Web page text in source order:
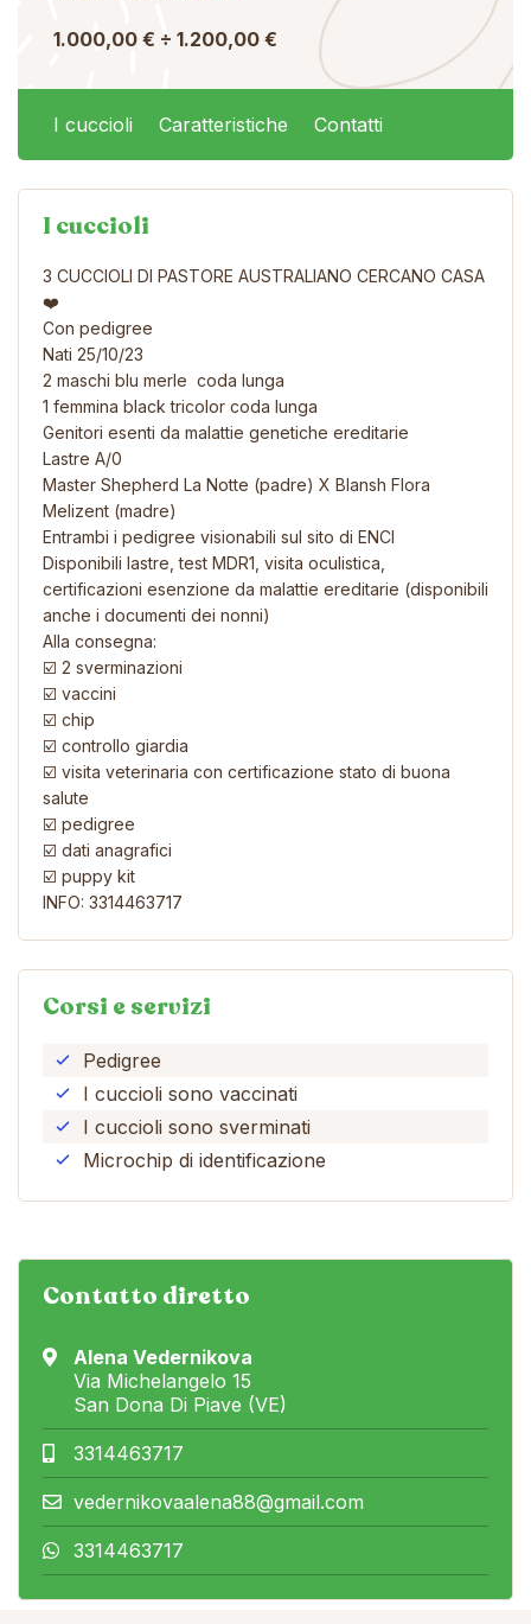
1.000,00 € ÷ 1.200,00 €
I cuccioli Caratteristiche Contatti
I cuccioli
3 CUCCIOLI DI PASTORE AUSTRALIANO CERCANO CASA
❤️
Con pedigree
Nati 25/10/23
2 maschi blu merle coda lunga
1 femmina black tricolor coda lunga
Genitori esenti da malattie genetiche ereditarie
Lastre A/0
Master Shepherd La Notte (padre) X Blansh Flora
Melizent (madre)
Entrambi i pedigree visionabili sul sito di ENCI
Disponibili lastre, test MDR1, visita oculistica,
certificazioni esenzione da malattie ereditarie (disponibili
anche i documenti dei nonni)
Alla consegna:
☑️ 2 sverminazioni
☑️ vaccini
☑️ chip
☑️ controllo giardia
☑️ visita veterinaria con certificazione stato di buona
salute
☑️ pedigree
☑️ dati anagrafici
☑️ puppy kit
INFO: 3314463717
Corsi e servizi
Pedigree
I cuccioli sono vaccinati
I cuccioli sono sverminati
Microchip di identificazione
Contatto diretto
Alena Vedernikova
Via Michelangelo 15
San Dona Di Piave (VE)
3314463717
vedernikovaalena88@gmail.com
3314463717